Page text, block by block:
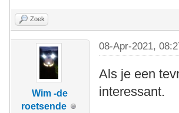
Zoek
Wim -de
roetsende
08-Apr-2021,
Als je een
interessant.